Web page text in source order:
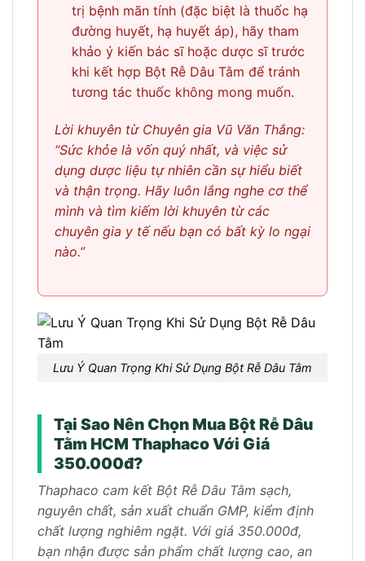
trị bệnh mãn tính (đặc biệt là thuốc hạ
đường huyết, hạ huyết áp), hãy tham
khảo ý kiến bác sĩ hoặc dược sĩ trước
khi kết hợp Bột Rễ Dâu Tằm để tránh
tương tác thuốc không mong muốn.
Lời khuyên từ Chuyên gia Vũ Văn Thắng:
“Sức khỏe là vốn quý nhất, và việc sử
dụng dược liệu tự nhiên cần sự hiểu biết
và thận trọng. Hãy luôn lắng nghe cơ thể
mình và tìm kiếm lời khuyên từ các
chuyên gia y tế nếu bạn có bất kỳ lo ngại
nào.”
Lưu Ý Quan Trọng Khi Sử Dụng Bột Rễ Dâu Tằm
Tại Sao Nên Chọn Mua Bột Rễ Dâu
Tằm HCM Thaphaco Với Giá
350.000đ?
Thaphaco cam kết Bột Rễ Dâu Tằm sạch,
nguyên chất, sản xuất chuẩn GMP, kiểm định
chất lượng nghiêm ngặt. Với giá 350.000đ,
bạn nhận được sản phẩm chất lượng cao, an